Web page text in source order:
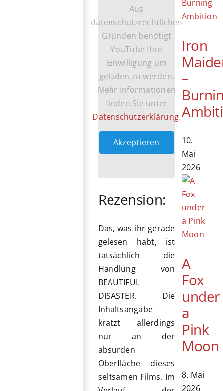
Aus
datenschutzrechtlichen
Gründen benötigt
YouTube Ihre
Einwilligung um
geladen zu werden.
Mehr Informationen
finden Sie unter
Datenschutzerklärung.
Akzeptieren
Rezension:
Das, was ihr gerade
gelesen habt, ist
tatsächlich die
Handlung von
BEAUTIFUL
DISASTER. Die
Inhaltsangabe
kratzt allerdings
nur an der
absurden
Oberfläche dieses
seltsamen Films. Im
Iron
–
10.
Mai
2026
A
Fox
under
a
Pink
Moon
8. Mai
2026